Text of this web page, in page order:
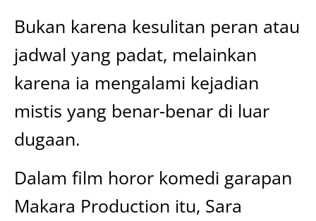
Bukan karena kesulitan peran atau
jadwal yang padat, melainkan
karena ia mengalami kejadian
mistis yang benar-benar di luar
dugaan.
Dalam film horor komedi garapan
Makara Production itu, Sara